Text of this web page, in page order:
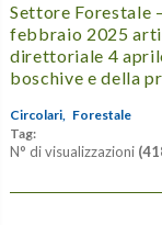
Settore Forestale
febbraio 2025
direttoriale 4
boschive e della
Circolari,
Forestale
Tag:
N° di visualizzazioni